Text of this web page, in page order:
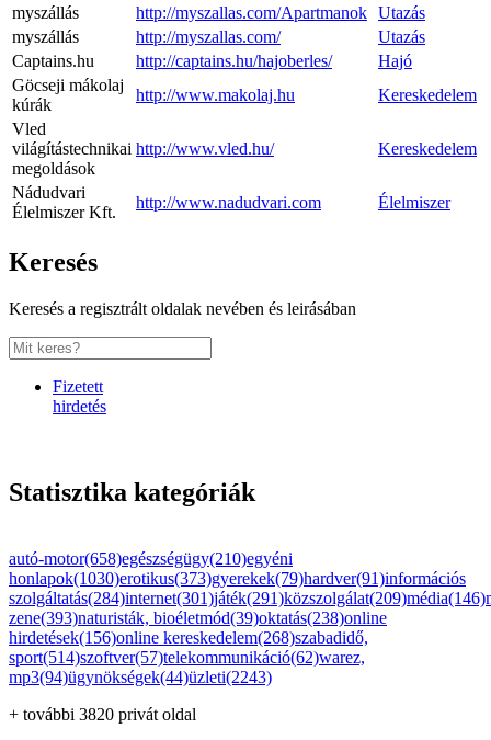
myszállás
http://myszallas.com/Apartmanok Utazás
myszállás
http://myszallas.com/
Utazás
Captains.hu
http://captains.hu/hajoberles/
Hajó
Göcseji mákolaj
kúrák
http://www.makolaj.hu
Kereskedelem
Vled
világítástechnikai
megoldások
http://www.vled.hu/ Kereskedelem
Nádudvari
Élelmiszer Kft.
http://www.nadudvari.com Élelmiszer
Keresés
Keresés a regisztrált oldalak nevében és leirásában
Fizetett
hirdetés
Statisztika kategóriák
autó-motor(658)egészségügy(210)egyéni
honlapok(1030)erotikus(373)gyerekek(79)hardver(91)információs
szolgáltatás(284)internet(301)játék(291)közszolgálat(209)média(146)
zene(393)naturisták, bioéletmód(39)oktatás(238)online
hirdetések(156)online kereskedelem(268)szabadidő,
sport(514)szoftver(57)telekommunikáció(62)warez,
mp3(94)ügynökségek(44)üzleti(2243)
+ további 3820 privát oldal